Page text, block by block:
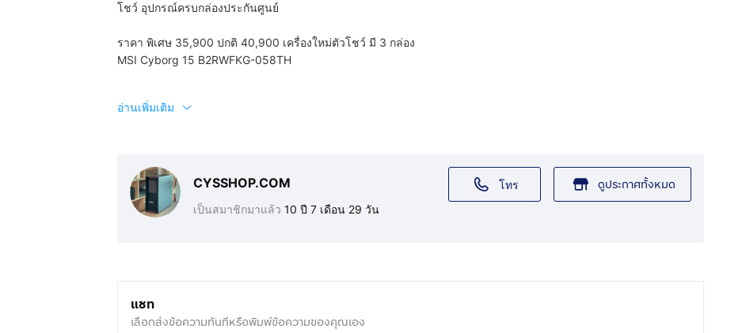
โชว์ อุปกรณ์ครบกล่องประกันศูนย์
ราคา พิเศษ 35,900 ปกติ 40,900 เครื่องใหม่ตัวโชว์ มี 3 กล่อง
MSI Cyborg 15 B2RWFKG-058TH
อ่านเพิ่มเติม
CYSSHOP.COM
เป็นสมาชิกมาแล้ว 10 ปี 7 เดือน 29 วัน
โทร ดูประกาศทั้งหมด
แชท
เลือกส่งข้อความทันทีหรือพิมพ์ข้อความของคุณเอง